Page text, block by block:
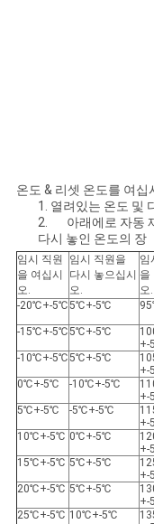
온도 & 리셋 온도를 여십
1. 열려있는 온도 및
2. 아래에로 자동
다시 놓인 온도의 장
임시 직원
을 여십시
오.
임시 직원을
다시 놓으십시
오.
임
을
오.
-20℃+-5℃5℃+-5℃
-15℃+-5℃5℃+-5℃
+-
-10℃+-5℃5℃+-5℃
+-
0℃+-5℃ -10℃+-5℃
+-
5℃+-5℃ -5℃+-5℃
+-
10℃+-5℃ 0℃+-5℃
+-
15℃+-5℃ 5℃+-5℃
+-
20℃+-5℃ 5℃+-5℃
+-
25℃+-5℃ 10℃+-5℃